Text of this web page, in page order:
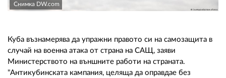
Снимка DW.com
Куба възнамерява да упражни правото си на самозащита в
случай на военна атака от страна на САЩ, заяви
Министерството на външните работи на страната.
"Антикубинската кампания, целяща да оправдае без
02 975 20 35